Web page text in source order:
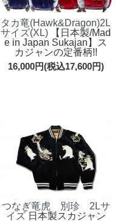
タカ竜(Hawk&Dragon)2L
サイズ(XL) 【日本製/Mad
e in Japan Sukajan】ス
カジャンの定番柄!!
16,000円(税込17,600円)
つなぎ竜虎 別珍 2Lサ
イズ日本製スカジャン